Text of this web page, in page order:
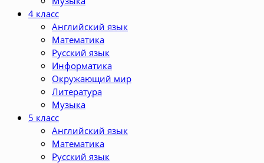
4 класс
Английский язык
Математика
Русский язык
Информатика
Окружающий мир
Литература
Музыка
5 класс
Английский язык
Математика
Русский язык